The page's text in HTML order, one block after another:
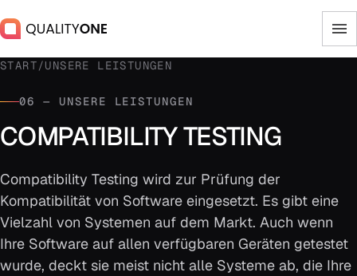
START/UNSERE LEISTUNGEN
06 — UNSERE LEISTUNGEN
COMPATIBILITY TESTING
Compatibility Testing wird zur Prüfung der
Kompatibilität von Software eingesetzt. Es gibt eine
Vielzahl von Systemen auf dem Markt. Auch wenn
Ihre Software auf allen verfügbaren Geräten getestet
wurde, deckt sie meist nicht alle Systeme ab, die Ihre